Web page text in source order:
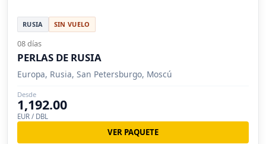
RUSIA SIN VUELO
08 días
PERLAS DE RUSIA
Europa, Rusia, San Petersburgo, Moscú
Desde
1,192.00
EUR / DBL
VER PAQUETE